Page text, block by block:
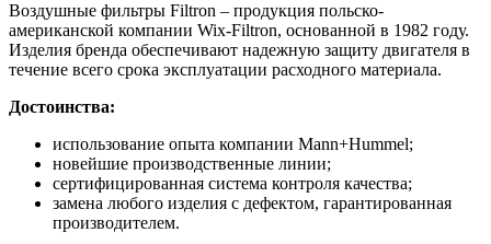
Воздушные фильтры Filtron – продукция польско-
американской компании Wix-Filtron, основанной в 1982 году.
Изделия бренда обеспечивают надежную защиту двигателя в
течение всего срока эксплуатации расходного материала.
Достоинства:
использование опыта компании Mann+Hummel;
новейшие производственные линии;
сертифицированная система контроля качества;
замена любого изделия с дефектом, гарантированная
производителем.